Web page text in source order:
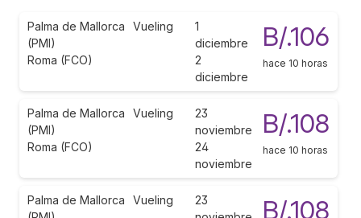
Palma de Mallorca
(PMI)
Roma (FCO)
Vueling
1
diciembre
2
diciembre
B/.106
hace 10 horas
Palma de Mallorca
(PMI)
Roma (FCO)
Vueling
23
noviembre
24
noviembre
B/.108
hace 10 horas
Palma de Mallorca
Vueling
23
B/.108